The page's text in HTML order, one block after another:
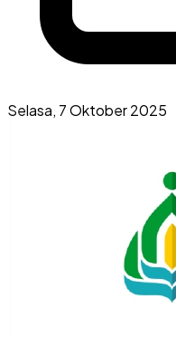
Selasa, 7 Oktober 2025